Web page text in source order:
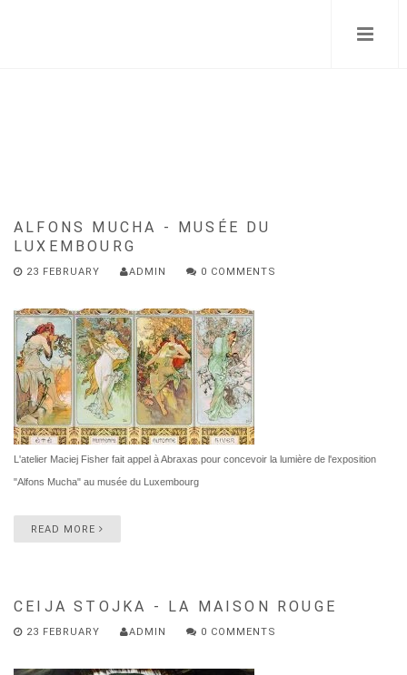
ALFONS MUCHA - MUSÉE DU
LUXEMBOURG
23 FEBRUARY ADMIN 0 COMMENTS
L'atelier Maciej Fisher fait appel à Abraxas pour concevoir la lumière de l'exposition
"Alfons Mucha" au musée du Luxembourg
READ MORE
CEIJA STOJKA - LA MAISON ROUGE
23 FEBRUARY ADMIN 0 COMMENTS